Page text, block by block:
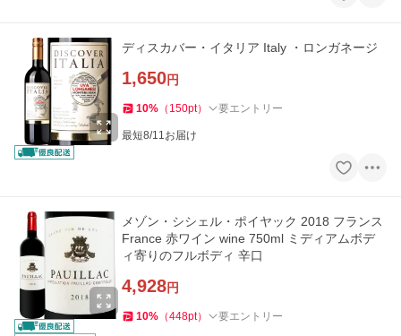
ディスカバー・イタリア Italy ・ロンガネージ
1,650円
10% （ 150pt） 要エントリー
最短8/11お届け
メゾン・シシェル・ポイヤック 2018 フランス
France 赤ワイン wine 750ml ミディアムボデ
ィ寄りのフルボディ 辛口
4,928円
10% （448pt） 要エントリー